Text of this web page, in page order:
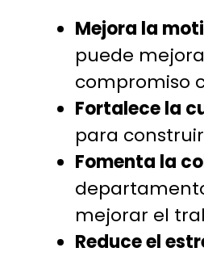
Mejora la
puede
compromiso
Fortalece la
para
Fomenta la
mejorar el
Reduce el